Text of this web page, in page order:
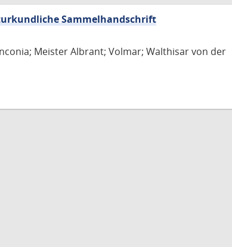
Sammelhandschrift
Meister Albrant; Volmar; Walthisar von der